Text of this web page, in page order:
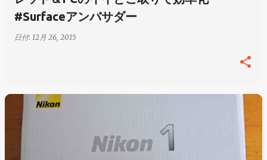
#Surfaceアンバサダー
日付: 12月 26, 2015